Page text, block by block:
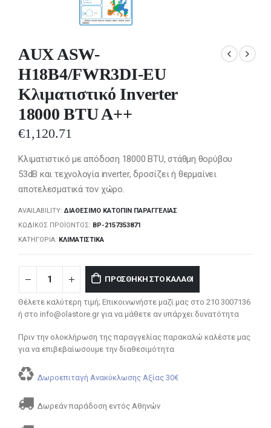
AUX ASW-
H18B4/FWR3DI-EU
Κλιματιστικό Inverter
18000 BTU A++
€1,120.71
Κλιματιστικό με απόδοση 18000 BTU, στάθμη θορύβου
53dB και τεχνολογία inverter, δροσίζει ή θερμαίνει
αποτελεσματικά τον χώρο.
AVAILABILITY:ΔΙΑΘΈΣΙΜΟ ΚΑΤΌΠΙΝ ΠΑΡΑΓΓΕΛΊΑΣ
ΚΩΔΙΚΌΣ ΠΡΟΪΌΝΤΟΣ: BP-2157353871
ΚΑΤΗΓΟΡΊΑ: ΚΛΙΜΑΤΙΣΤΙΚΆ
ΠΡΟΣΘΉΚΗ ΣΤΟ ΚΑΛΆΘΙ
Θέλετε καλύτερη τιμή; Επικοινωνήστε μαζί μας στο 210 3007136
ή στο info@olastore.gr για να μάθετε αν υπάρχει δυνατότητα
Πριν την ολοκλήρωση της παραγγελίας παρακαλώ καλέστε μας
για να επιβεβαίωσουμε την διαθεσιμότητα
Δωροεπιταγή Ανακύκλωσης Αξίας 30€
Δωρεάν παράδοση εντός Αθηνών